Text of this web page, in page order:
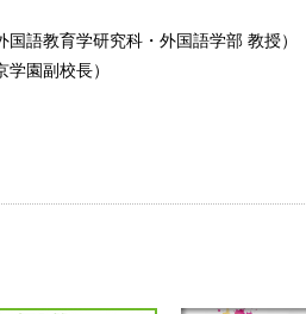
国語教育学研究科・外国語学部 教授）
学園副校長）